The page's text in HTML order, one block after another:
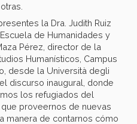
la Dra. Judith Ruiz
de Humanidades y
Pérez, director de la
Humanísticos, Campus
desde la Università degli
discurso inaugural, donde
los refugiados del
proveernos de nuevas
manera de contarnos cómo